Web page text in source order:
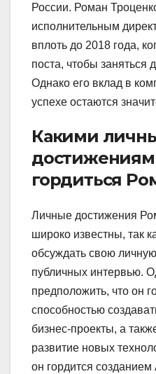
России. Роман
исполнительным
вплоть до 2018 года,
поста, чтобы заняться
Однако его вклад в
успехе остаются
Какими
гордиться
Личные достижения
широко известны, так
обсуждать свою
публичных интервью.
предположить, что он
способностью
бизнес-проекты, а
развитие новых
он гордится